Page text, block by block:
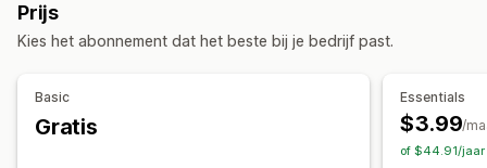
Weergaveopties
Collectiepagina
Mobiel responsief
Pagina´s op maat
Aangepaste code
Prijs
Kies het abonnement dat het beste bij je bedrijf past.
Basic
Gratis
Essentials
$3.99/
of $44.91/jaar